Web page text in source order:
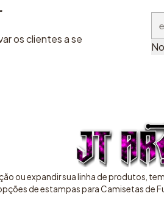
os clientes a se
ou expandir sua linha de produtos,
de estampas para Camisetas de